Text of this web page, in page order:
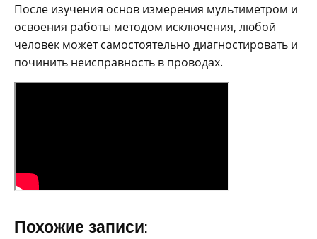
После изучения основ измерения мультиметром и
освоения работы методом исключения, любой
человек может самостоятельно диагностировать и
починить неисправность в проводах.
Похожие записи: